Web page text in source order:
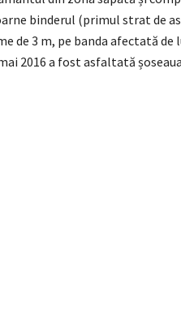
binderul (primul strat de
de 3 m, pe banda afectată de
2016 a fost asfaltată